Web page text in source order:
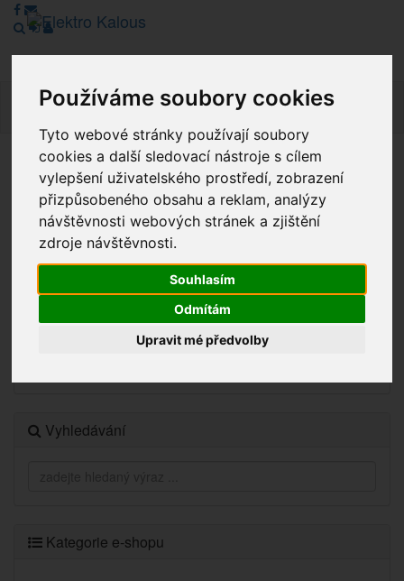
Používáme soubory cookies
Tyto webové stránky používají soubory
cookies a další sledovací nástroje s cílem
vylepšení uživatelského prostředí, zobrazení
přizpůsobeného obsahu a reklam, analýzy
návštěvnosti webových stránek a zjištění
zdroje návštěvnosti.
Souhlasím
Odmítám
Upravit mé předvolby
Vážení zákazníci, v tuto chvíli je Náš internetový obchod v
režimu Katalogu. Objednávky on-line nyní nelze vyřídit.
Děkujeme za pochopení.
Novinky
Vyhledávání
Kategorie e-shopu